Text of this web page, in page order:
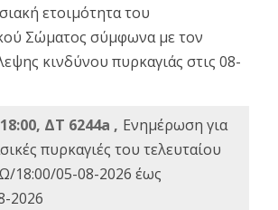
ετοιμότητα του
Σώματος σύμφωνα με τον
κινδύνου πυρκαγιάς στις 08-
ΔΤ 6244a , Ενημέρωση για
πυρκαγιές του τελευταίου
18:00/05-08-2026 έως
2026